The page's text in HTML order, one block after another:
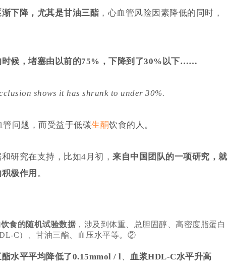
下降，尤其是甘油三酯 ，心血管风险因素降低的同时，
候，堵塞由以前的75%，下降到了30%以下……
shows it has shrunk to under 30%.
问题，而受益于低碳生酮饮食的人。
研究在支持，比如4月初， 来自中国团队的一项研究，就
极作用 。
食的随机试验数据 ，涉及到体重、总胆固醇、高密度脂蛋白
C）、甘油三酯、血压水平等。 ②
水平平均降低了0.15mmol / l、 血浆HDL-C水平升高